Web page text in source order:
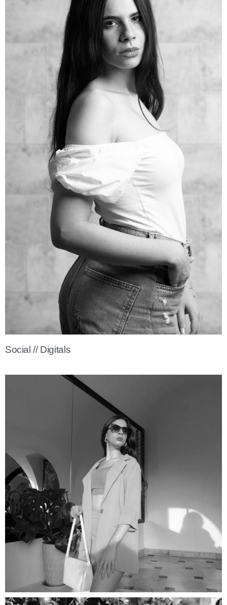
Social // Digitals